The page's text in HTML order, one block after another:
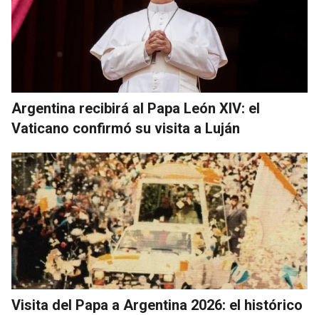
Argentina recibirá al Papa León XIV: el
Vaticano confirmó su visita a Luján
Visita del Papa a Argentina 2026: el histórico